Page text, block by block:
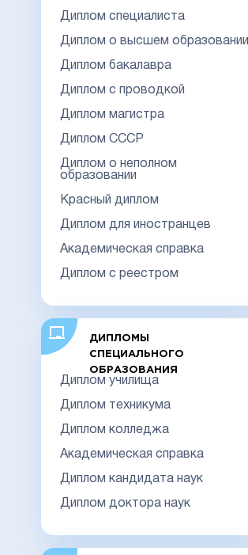
Диплом специалиста
Диплом о высшем образовании
Диплом бакалавра
Диплом с проводкой
Диплом магистра
Диплом СССР
Диплом о неполном
образовании
Красный диплом
Диплом для иностранцев
Академическая справка
Диплом с реестром
ДИПЛОМЫ
СПЕЦИАЛЬНОГО
ОБРАЗОВАНИЯ
Диплом училища
Диплом техникума
Диплом колледжа
Академическая справка
Диплом кандидата наук
Диплом доктора наук